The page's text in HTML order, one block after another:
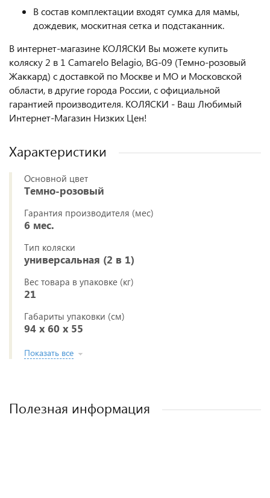
В состав комплектации входят сумка для мамы,
дождевик, москитная сетка и подстаканник.
В интернет-магазине КОЛЯСКИ Вы можете купить
коляску 2 в 1 Camarelo Belagio, BG-09 (Темно-розовый
Жаккард) с доставкой по Москве и МО и Московской
области, в другие города России, с официальной
гарантией производителя. КОЛЯСКИ - Ваш Любимый
Интернет-Магазин Низких Цен!
Характеристики
Основной цвет
Темно-розовый
Гарантия производителя (мес)
6 мес.
Тип коляски
универсальная (2 в 1)
Вес товара в упаковке (кг)
21
Габариты упаковки (см)
94 х 60 х 55
Показать все
Полезная информация